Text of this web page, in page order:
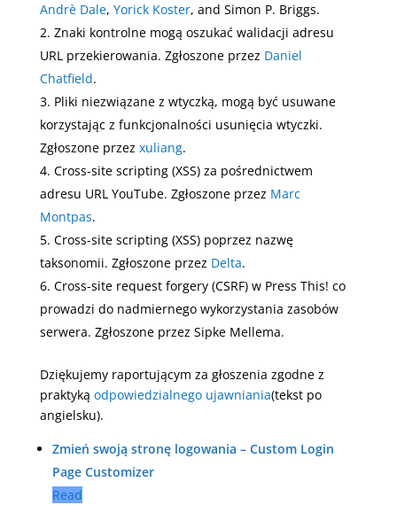
Andrè Dale, Yorick Koster, and Simon P. Briggs.
Znaki kontrolne mogą oszukać walidacji adresu
URL przekierowania. Zgłoszone przez Daniel
Chatfield.
Pliki niezwiązane z wtyczką, mogą być usuwane
korzystając z funkcjonalności usunięcia wtyczki.
Zgłoszone przez xuliang.
Cross-site scripting (XSS) za pośrednictwem
adresu URL YouTube. Zgłoszone przez Marc
Montpas.
Cross-site scripting (XSS) poprzez nazwę
taksonomii. Zgłoszone przez Delta.
Cross-site request forgery (CSRF) w Press This! co
prowadzi do nadmiernego wykorzystania zasobów
serwera. Zgłoszone przez Sipke Mellema.
Dziękujemy raportującym za głoszenia zgodne z
praktyką odpowiedzialnego ujawniania(tekst po
angielsku).
Zmień swoją stronę logowania – Custom Login
Page Customizer
Read